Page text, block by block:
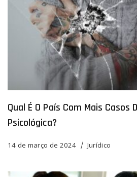
Qual É O País Com Mais Casos
Psicológica?
14 de março de 2024 Jurídico